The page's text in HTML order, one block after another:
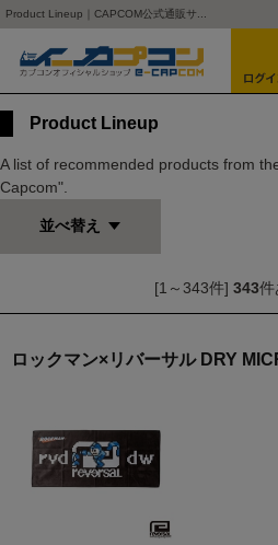
Product Lineup｜CAPCOM公式通販サ...
Product Lineup
A list of recommended products from
Capcom".
並べ替え
[1～343件] 343件
ロックマン×リバーサル DRY